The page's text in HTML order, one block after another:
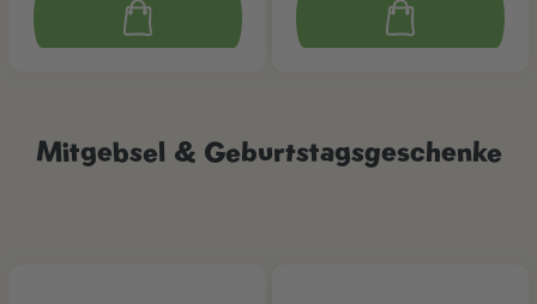
Mitgebsel & Geburtstagsgeschenke